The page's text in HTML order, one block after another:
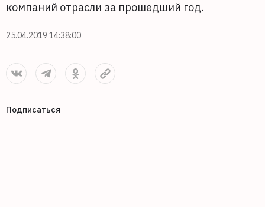
компаний отрасли за прошедший год.
25.04.2019 14:38:00
Подписаться